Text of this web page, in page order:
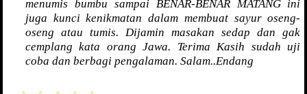
menumis bumbu sampai BENAR-BENAR MATANG ini
juga kunci kenikmatan dalam membuat sayur oseng-
oseng atau tumis. Dijamin masakan sedap dan gak
cemplang kata orang Jawa. Terima Kasih sudah uji
coba dan berbagi pengalaman. Salam..Endang